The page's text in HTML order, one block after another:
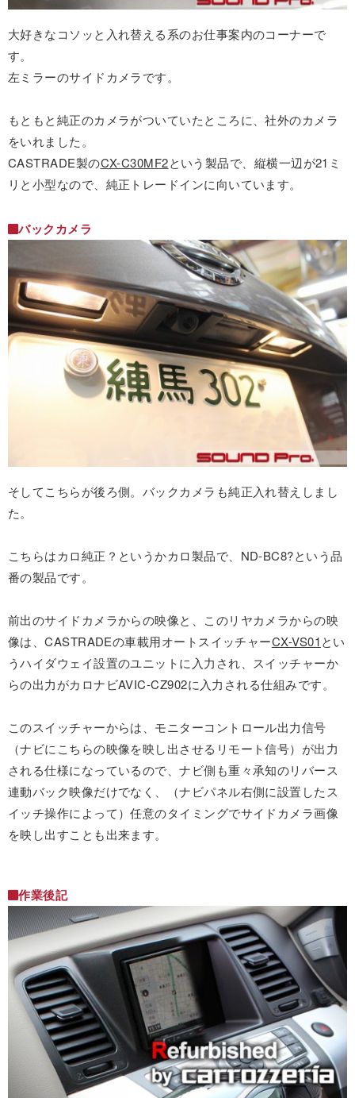
大好きなコソッと入れ替える系のお仕事案内のコーナーで
す。
左ミラーのサイドカメラです。
もともと純正のカメラがついていたところに、社外のカメラ
をいれました。
CASTRADE製のCX-C30MF2という製品で、縦横一辺が21ミ
リと小型なので、純正トレードインに向いています。
バックカメラ
そしてこちらが後ろ側。バックカメラも純正入れ替えしまし
た。
こちらはカロ純正？というかカロ製品で、ND-BC8?という品
番の製品です。
前出のサイドカメラからの映像と、このリヤカメラからの映
像は、CASTRADEの車載用オートスイッチャーCX-VS01とい
うハイダウェイ設置のユニットに入力され、スイッチャーか
らの出力がカロナビAVIC-CZ902に入力される仕組みです。
このスイッチャーからは、モニターコントロール出力信号
（ナビにこちらの映像を映し出させるリモート信号）が出力
される仕様になっているので、ナビ側も重々承知のリバース
連動バック映像だけでなく、（ナビパネル右側に設置したス
イッチ操作によって）任意のタイミングでサイドカメラ画像
を映し出すことも出来ます。
作業後記